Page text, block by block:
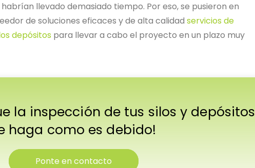
llevado demasiado tiempo. Por eso, se pusieron en
de soluciones eficaces y de alta calidad servicios de
depósitos para llevar a cabo el proyecto en un plazo muy
la inspección de tus silos y depósitos
haga como es debido!
Ponte en contacto